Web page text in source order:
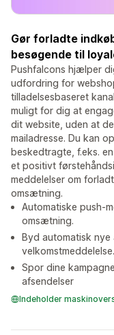
Gør forladte
besøgende til
Pushfalcons hjælper
udfordring for
tilladelsesbaseret
muligt for dig at
dit website, uden at
mailadresse. Du kan
beskedtragte, f.eks.
et positivt
meddelelser om
omsætning.
Automatiske push-
omsætning.
Byd automatisk
velkomstmeddelelse.
Spor dine
afsendelser
Indeholder